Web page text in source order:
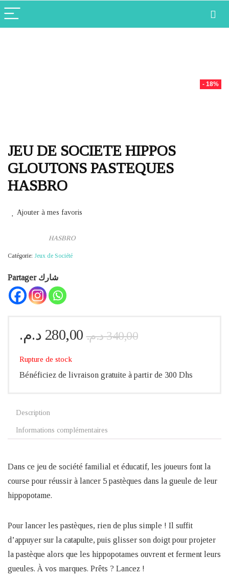
- 18%
JEU DE SOCIETE HIPPOS
GLOUTONS PASTEQUES
HASBRO
Ajouter à mes favoris
HASBRO
Catégorie: Jeux de Société
Partager شارك
340,00 د.م.
Le
était :
280,00 د.م.
Le
est :
Rupture de stock
Bénéficiez de livraison gratuite à partir de 300 Dhs
Description
Informations complémentaires
Dans ce jeu de société familial et éducatif, les joueurs font la
course pour réussir à lancer 5 pastèques dans la gueule de leur
hippopotame.
Pour lancer les pastèques, rien de plus simple ! Il suffit
d’appuyer sur la catapulte, puis glisser son doigt pour projeter
la pastèque alors que les hippopotames ouvrent et ferment leurs
gueules. À vos marques. Prêts ? Lancez !